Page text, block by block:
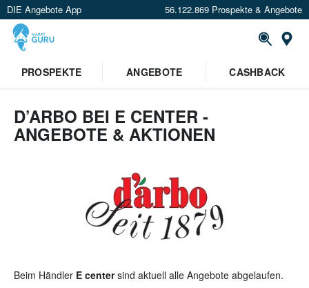
DIE Angebote App 56.122.869 Prospekte & Angebote
Standort festlegen
PROSPEKTE ANGEBOTE CASHBACK
D’ARBO BEI E CENTER -
ANGEBOTE & AKTIONEN
Beim Händler E centersind aktuell alle Angebote abgelaufen.